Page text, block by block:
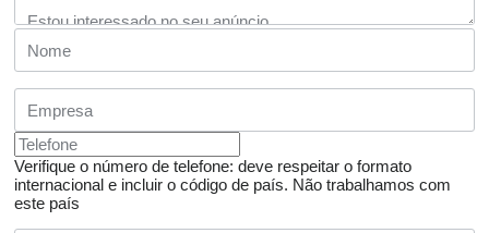
Verifique o número de telefone: deve respeitar o formato
internacional e incluir o código de país. Não trabalhamos com
este país